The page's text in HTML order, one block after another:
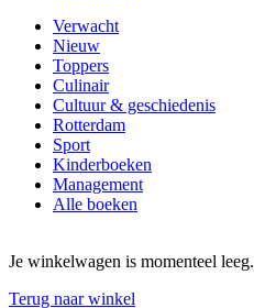
Verwacht
Nieuw
Toppers
Culinair
Cultuur & geschiedenis
Rotterdam
Sport
Kinderboeken
Management
Alle boeken
Je winkelwagen is momenteel leeg.
Terug naar winkel